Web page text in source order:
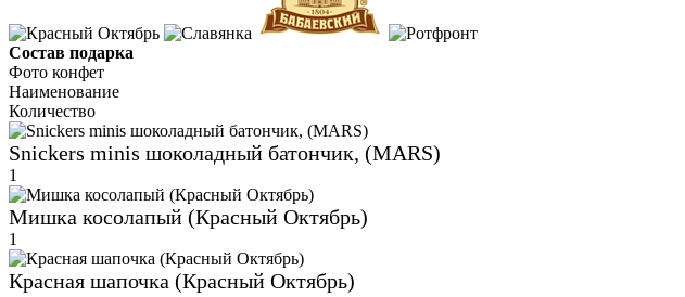
Состав подарка
Фото конфет
Наименование
Количество
Snickers minis шоколадный батончик, (MARS)
1
Мишка косолапый (Красный Октябрь)
1
Красная шапочка (Красный Октябрь)